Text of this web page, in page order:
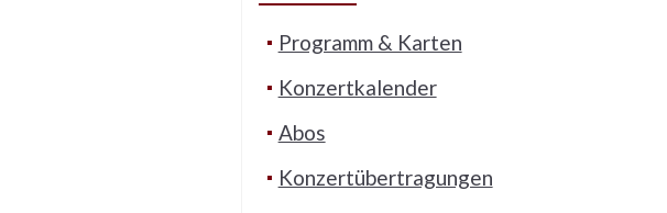
Programm & Karten
Konzertkalender
Abos
Konzertübertragungen